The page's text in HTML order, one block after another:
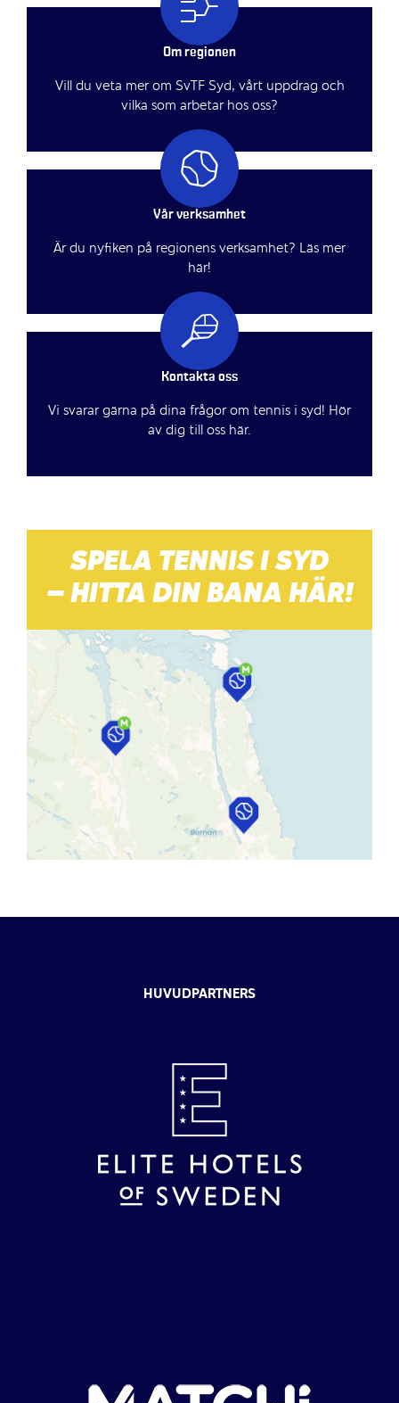
Om regionen
Vill du veta mer om SvTF Syd, vårt uppdrag och
vilka som arbetar hos oss?
Vår verksamhet
Är du nyfiken på regionens verksamhet? Läs mer
här!
Kontakta oss
Vi svarar gärna på dina frågor om tennis i syd! Hör
av dig till oss här.
SPELA TENNIS I SYD
– HITTA DIN BANA HÄR!
HUVUDPARTNERS